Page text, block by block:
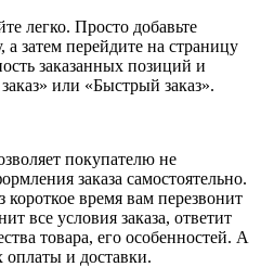
легко. Просто добавьте
затем перейдите на страницу
заказанных позиций и
или «Быстрый заказ».
покупателю не
заказа самостоятельно.
время вам перезвонит
все условия заказа, ответит
товара, его особенностей. А
оплаты и доставки.